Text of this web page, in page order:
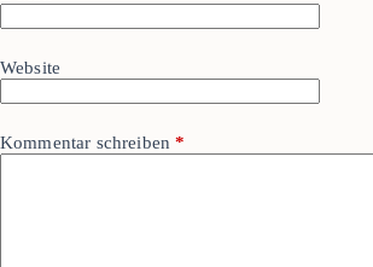
Website
Kommentar schreiben *